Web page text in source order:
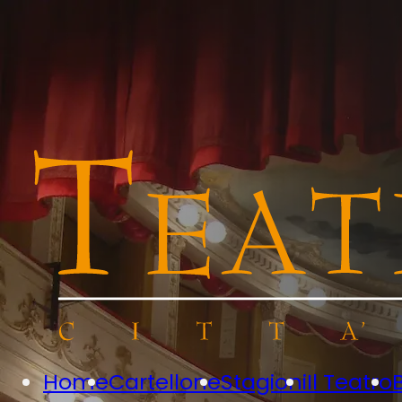
HomeCartelloneStagioniIl Teatro